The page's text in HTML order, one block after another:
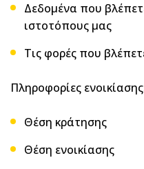
Δεδομένα που
ιστοτόπους μας
Τις φορές που
Πληροφορίες
Θέση κράτησης
Θέση ενοικίασης